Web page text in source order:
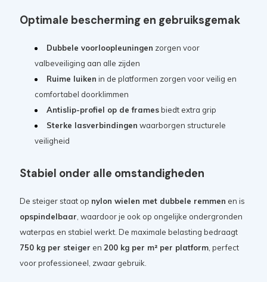
Optimale bescherming en gebruiksgemak
Dubbele voorloopleuningen zorgen voor
valbeveiliging aan alle zijden
Ruime luiken in de platformen zorgen voor veilig en
comfortabel doorklimmen
Antislip-profiel op de framesbiedt extra grip
Sterke lasverbindingen waarborgen structurele
veiligheid
Stabiel onder alle omstandigheden
De steiger staat op nylon wielen met dubbele remmen en is
opspindelbaar , waardoor je ook op ongelijke ondergronden
waterpas en stabiel werkt. De maximale belasting bedraagt
750 kg per steiger en 200 kg per m² per platform, perfect
voor professioneel, zwaar gebruik.